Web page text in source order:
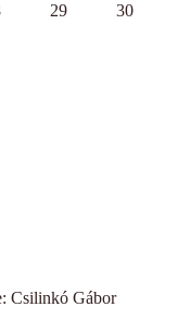
29
30
Csilinkó Gábor